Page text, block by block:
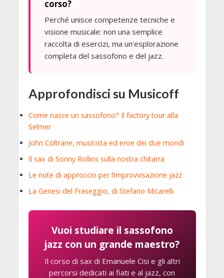
corso?
Perché unisce competenze tecniche e
visione musicale: non una semplice
raccolta di esercizi, ma un’esplorazione
completa del sassofono e del jazz.
Approfondisci su Musicoff
Come nasce un sassofono? Il factory tour alla
Selmer
John Coltrane, musicista ed eroe dei due mondi
Il sax di Sonny Rollins sulla nostra chitarra
Le note di approccio per l’improvvisazione jazz
La Genesi del Fraseggio, di Stefano Micarelli
Vuoi studiare il sassofono
jazz con un grande maestro?
Il corso di sax di Emanuele Cisi e gli altri
percorsi dedicati ai fiati e al jazz, con